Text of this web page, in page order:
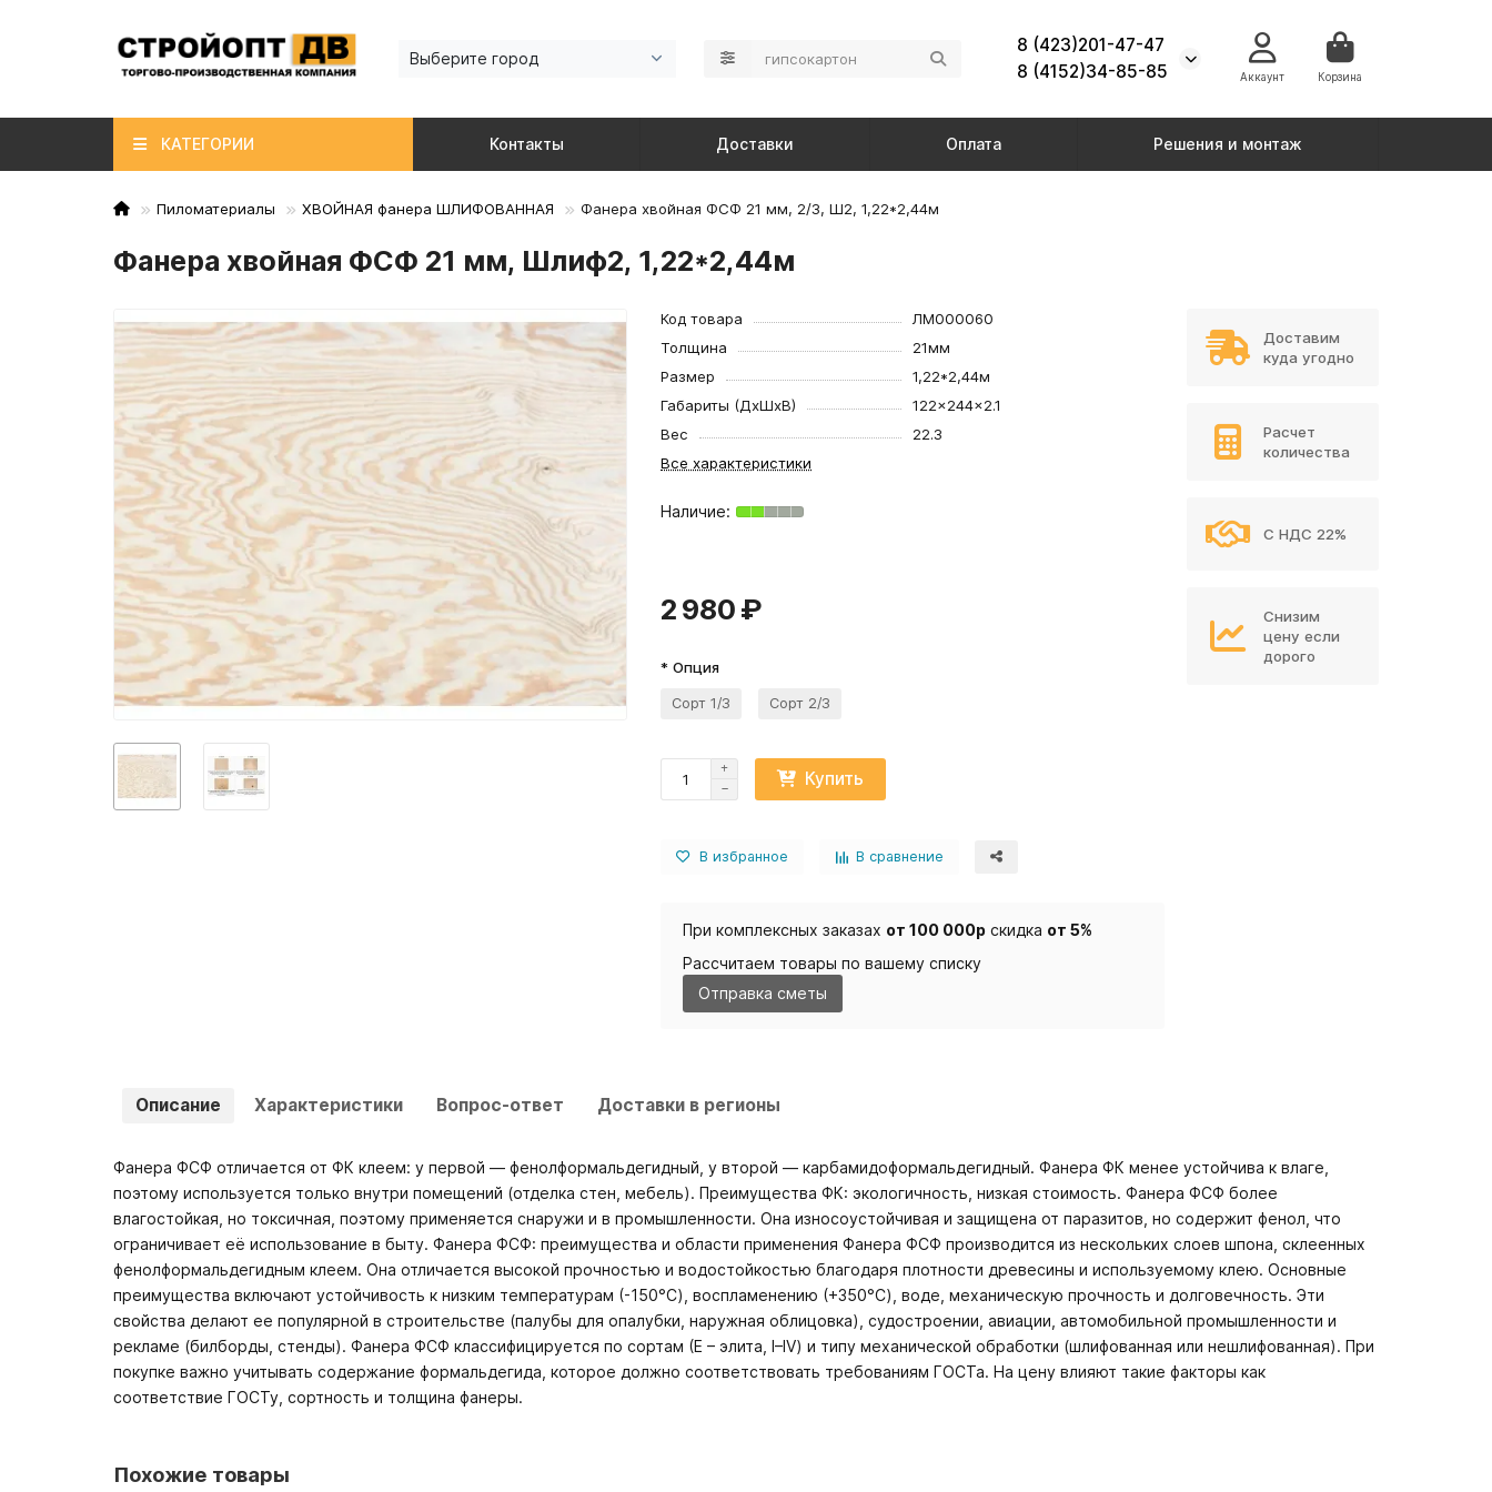
Выберите город
8 (423)201-47-47
8 (4152)34-85-85
Аккаунт Корзина
КАТЕГОРИИ Контакты Доставки Оплата Решения и монтаж
Пиломатериалы ХВОЙНАЯ фанера ШЛИФОВАННАЯ Фанера хвойная ФСФ 21 мм, 2/3, Ш2, 1,22*2,44м
Фанера хвойная ФСФ 21 мм, Шлиф2, 1,22*2,44м
Код товара
ЛМ000060
Толщина
21мм
Размер
1,22*2,44м
Габариты (ДхШхВ)
122×244×2.1
Вес
22.3
Все характеристики
2 980 ₽
* Опция
Сорт 1/3 Сорт 2/3
Купить
В избранное В сравнение
При комплексных заказах от 100 000р скидка от 5%
Рассчитаем товары по вашему списку
Отправка сметы
Доставим
куда угодно
Расчет
количества
С НДС 22%
Снизим
цену если
дорого
Описание Характеристики Вопрос-ответ Доставки в регионы
Фанера ФСФ отличается от ФК клеем: у первой — фенолформальдегидный, у второй — карбамидоформальдегидный. Фанера ФК менее устойчива к влаге,
поэтому используется только внутри помещений (отделка стен, мебель). Преимущества ФК: экологичность, низкая стоимость. Фанера ФСФ более
влагостойкая, но токсичная, поэтому применяется снаружи и в промышленности. Она износоустойчивая и защищена от паразитов, но содержит фенол, что
ограничивает её использование в быту. Фанера ФСФ: преимущества и области применения Фанера ФСФ производится из нескольких слоев шпона, склеенных
фенолформальдегидным клеем. Она отличается высокой прочностью и водостойкостью благодаря плотности древесины и используемому клею. Основные
преимущества включают устойчивость к низким температурам (-150°C), воспламенению (+350°C), воде, механическую прочность и долговечность. Эти
свойства делают ее популярной в строительстве (палубы для опалубки, наружная облицовка), судостроении, авиации, автомобильной промышленности и
рекламе (билборды, стенды). Фанера ФСФ классифицируется по сортам (Е – элита, I–IV) и типу механической обработки (шлифованная или нешлифованная). При
покупке важно учитывать содержание формальдегида, которое должно соответствовать требованиям ГОСТа. На цену влияют такие факторы как
соответствие ГОСТу, сортность и толщина фанеры.
Похожие товары